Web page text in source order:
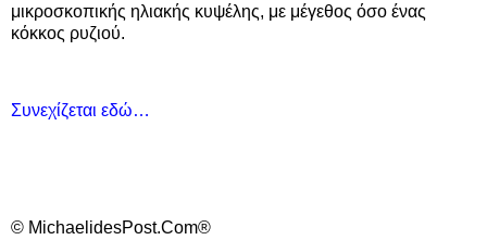
μικροσκοπικής ηλιακής κυψέλης, με μέγεθος όσο ένας
κόκκος ρυζιού.
Συνεχίζεται εδώ…
© MichaelidesPost.Com®